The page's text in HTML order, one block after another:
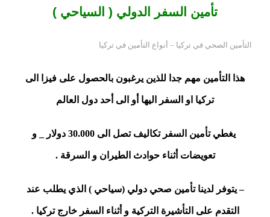
تأمين السفر الدولي ( السياحي )
التأمين الصحي في تركيا – أنواع التأمين في تركيا
هذا التأمين مهم جدا للذين يرغبون بالحصول على فيزا الى
تركيا او السفر اليها أو الى أحد دول العالم
يغطي تأمين السفر تكاليف تصل الى 30.000 دولار _ و
تعويضات أثناء حوادث الطيران و السرقة .
– يتوفر لدينا تأمين صحي دولي (سياحي ) الذي يطلب عند
التقدم على التأشيرة التركية و أثناء السفر خارج تركيا .